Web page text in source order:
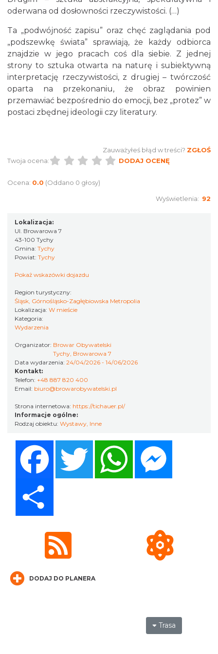
Myslovitz - Sentymentalny powrót do lat
2000
Katowice
2026-11-15
13.84 km
17th WORLD BRIDGE SERIES – Katowice
2026
13.84 km
Chorzów
2026-08-23
15.41 km
Silesia Marathon 2026
15.41 km
oderwana od dosłowności rzeczywistości. (…)
Ta „podwójność zapisu” oraz chęć zaglądania pod
„podszewkę świata” sprawiają, że każdy odbiorca
znajdzie w jego pracach coś dla siebie. Z jednej
strony to sztuka otwarta na naturę i subiektywną
interpretację rzeczywistości, z drugiej – twórczość
oparta na przekonaniu, że obraz powinien
przemawiać bezpośrednio do emocji, bez „protez” w
postaci zbędnej ideologii czy literatury.
Zauważyłeś błąd w treści? ZGŁOŚ
Twoja ocena:
DODAJ OCENĘ
Ocena: 0.0 (Oddano 0 głosy)
Wyświetlenia: 92
Lokalizacja:
Ul. Browarowa 7
43-100 Tychy
Gmina: Tychy
Powiat: Tychy
Pokaż wskazówki dojazdu
Region turystyczny:
Śląsk, Górnośląsko-Zagłębiowska Metropolia
Lokalizacja: W mieście
Kategoria:
Wydarzenia
Organizator: Browar Obywatelski
Tychy, Browarowa 7
Data wydarzenia: 24/04/2026 - 14/06/2026
Kontakt:
Telefon: +48 887 820 400
Email: biuro@browarobywatelski.pl
Strona internetowa: https://tichauer.pl/
Informacje ogólne:
Rodzaj obiektu: Wystawy, Inne
Twitter WhatsApp
DODAJ DO PLANERA
Trasa